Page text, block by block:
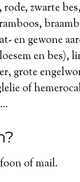
rode, zwarte
en gewone
en bes),
grote
of
of mail.